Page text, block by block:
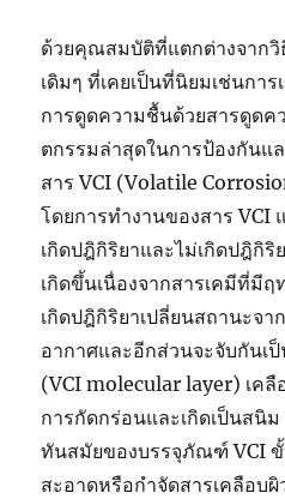
ด้วยคุณสมบัติที่แตกต่างจาก
เดิมๆ ที่เคยเป็นที่นิยมเช่นกา
การดูดความชื้นด้วยสารดูดค
ตกรรมล่าสุดในการป้องกันแ
สาร VCI (Volatile
โดยการทำงานของสาร VCI
เกิดปฎิกิริยาและไม่เกิดปฎิกิ
เกิดขึ้นเนื่องจากสารเคมีที่มีฤ
เกิดปฎิกิริยาเปลี่ยนสถานะจา
อากาศและอีกส่วนจะจับกันเ
(VCI molecular layer) เคลื
การกัดกร่อนและเกิดเป็นสนิ
ทันสมัยของบรรจุภัณฑ์ VCI
สะอาดหรือกำจัดสารเคลือบ